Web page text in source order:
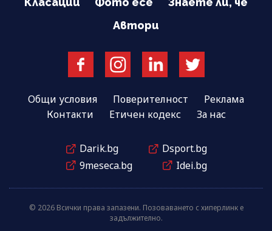
Автори
Общи условия Поверителност
Реклама
Контакти
Етичен кодекс За нас
Darik.bg
Dsport.bg
9meseca.bg
Idei.bg
© 2026 Всички права запазени. Позоваването с хиперлинк е
задължително.